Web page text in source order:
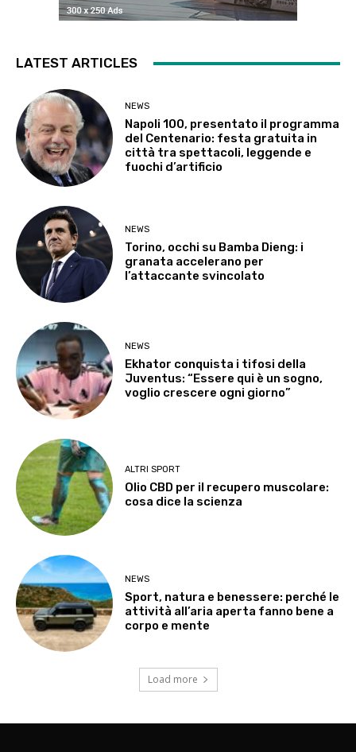
LATEST ARTICLES
NEWS
Napoli 100, presentato il programma
del Centenario: festa gratuita in
città tra spettacoli, leggende e
fuochi d’artificio
NEWS
Torino, occhi su Bamba Dieng: i
granata accelerano per
l’attaccante svincolato
NEWS
Ekhator conquista i tifosi della
Juventus: “Essere qui è un sogno,
voglio crescere ogni giorno”
ALTRI SPORT
Olio CBD per il recupero muscolare:
cosa dice la scienza
NEWS
Sport, natura e benessere: perché le
attività all’aria aperta fanno bene a
corpo e mente
Load more